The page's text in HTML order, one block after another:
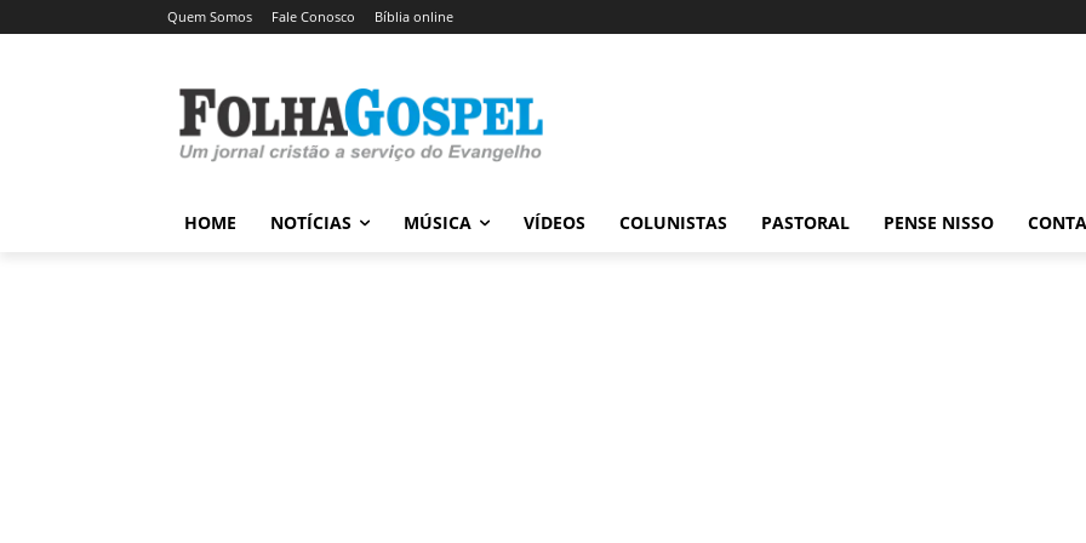
Quem Somos Fale Conosco Bíblia online
HOME NOTÍCIAS MÚSICA VÍDEOS COLUNISTAS PASTORAL PENSE NISSO